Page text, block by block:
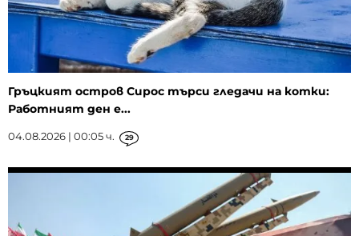
Гръцкият остров Сирос търси гледачи на котки:
Работният ден е...
04.08.2026 | 00:05 ч. 29